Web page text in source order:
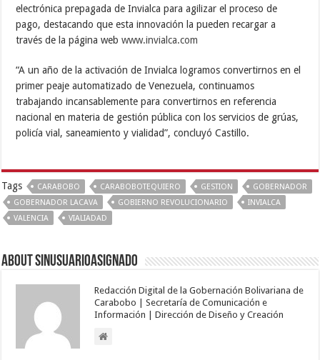
electrónica prepagada de Invialca para agilizar el proceso de
pago, destacando que esta innovación la pueden recargar a
través de la página webwww.invialca.com
“A un año de la activación de Invialca logramos convertirnos en el
primer peaje automatizado de Venezuela, continuamos
trabajando incansablemente para convertirnos en referencia
nacional en materia de gestión pública con los servicios de grúas,
policía vial, saneamiento y vialidad”, concluyó Castillo.
Tags CARABOBO CARABOBOTEQUIERO GESTION
GOBERNADOR
GOBERNADOR LACAVA
GOBIERNO REVOLUCIONARIO
INVIALCA
VALENCIA
VIALIADAD
About sinusuarioasignado
Redacción Digital de la Gobernación Bolivariana de
Carabobo | Secretaría de Comunicación e
Información | Dirección de Diseño y Creación